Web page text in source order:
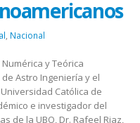
Nacional
y Teórica
Astro Ingeniería y el
Católica de
e investigador del
de la UBO, Dr. Rafeel Riaz,